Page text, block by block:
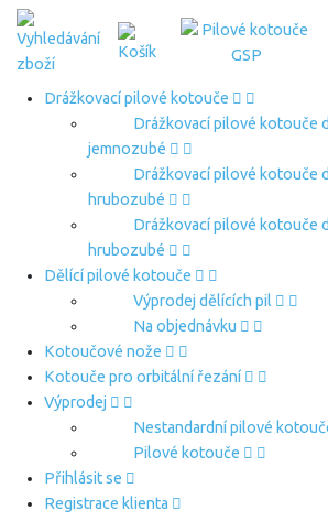
Drážkovací pilové kotouče
Drážkovací pilové kotouče
jemnozubé
Drážkovací pilové kotouče
hrubozubé
Drážkovací pilové kotouče
hrubozubé
Dělící pilové kotouče
Výprodej dělících pil
Na objednávku
Kotoučové nože
Kotouče pro orbitální řezání
Výprodej
Nestandardní pilové
Pilové kotouče
Přihlásit se
Registrace klienta